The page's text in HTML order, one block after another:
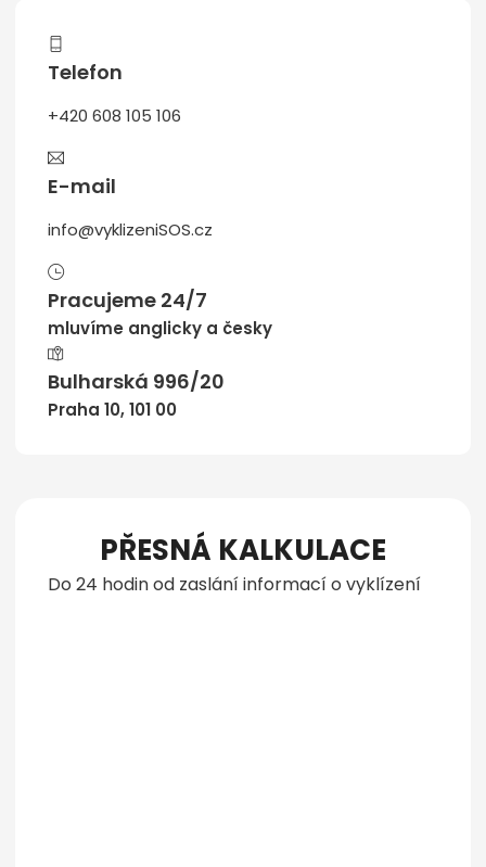
Telefon
+420 608 105 106
E-mail
info@vyklizeniSOS.cz
Pracujeme 24/7
mluvíme anglicky a česky
Bulharská 996/20
Praha 10, 101 00
PŘESNÁ KALKULACE
Do 24 hodin od zaslání informací o vyklízení